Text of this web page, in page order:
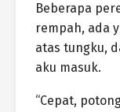
Beberapa
rempah, ada
atas tungku,
aku masuk.
“Cepat,